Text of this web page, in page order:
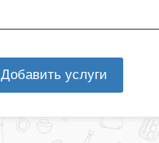
Добавить услуги